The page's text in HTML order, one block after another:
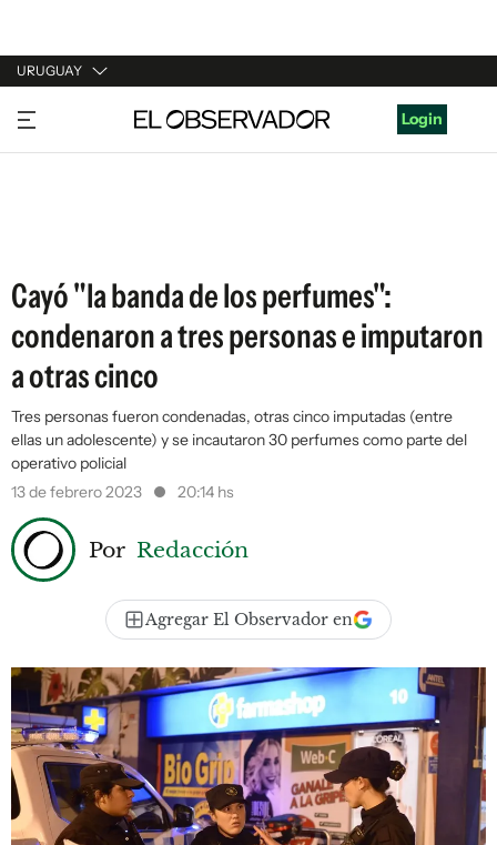
URUGUAY
URUGUAY
ARGENTINA
Login
Cayó "la banda de los perfumes":
condenaron a tres personas e imputaron
a otras cinco
Tres personas fueron condenadas, otras cinco imputadas (entre
ellas un adolescente) y se incautaron 30 perfumes como parte del
operativo policial
13 de febrero 2023
20:14 hs
Por Redacción
Agregar El Observador en